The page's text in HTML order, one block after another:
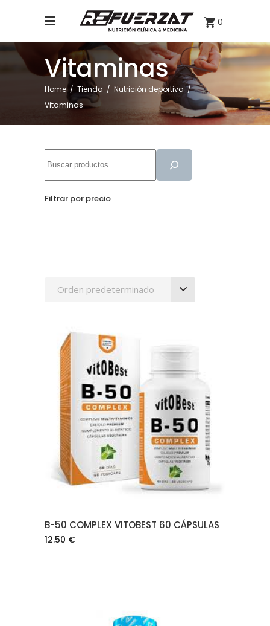
0
Vitaminas
Home / Tienda / Nutrición deportiva/
Vitaminas
Orden predeterminado
AÑADIR AL CARRITO
B-50 COMPLEX VITOBEST 60 CÁPSULAS
12.50 €
Filtrar por precio